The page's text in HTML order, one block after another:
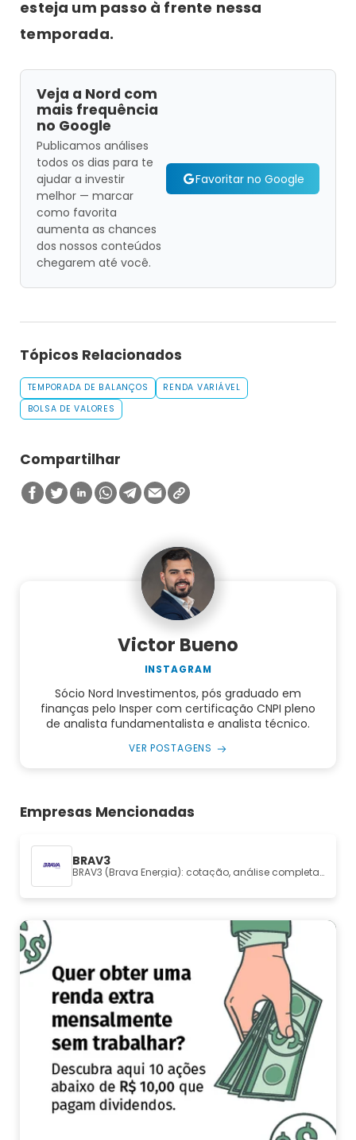
esteja um passo à frente nessa
temporada.
Veja a Nord com
mais frequência
no Google
Publicamos análises
todos os dias para te
ajudar a investir
melhor — marcar
como favorita
aumenta as chances
dos nossos conteúdos
chegarem até você.
Favoritar no Google
Tópicos Relacionados
TEMPORADA DE BALANÇOS
RENDA VARIÁVEL
BOLSA DE VALORES
Compartilhar
Victor Bueno
INSTAGRAM
Sócio Nord Investimentos, pós graduado em
finanças pelo Insper com certificação CNPI pleno
de analista fundamentalista e analista técnico.
VER POSTAGENS
Empresas Mencionadas
BRAV3
BRAV3 (Brava Energia): cotação, análise completa e fundamentos